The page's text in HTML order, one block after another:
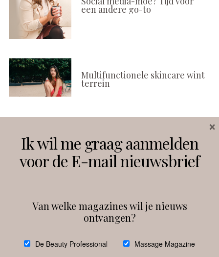
een andere go-to
Multifunctionele skincare wint
terrein
Instagram Facebook
debeautyprofessional
Ik wil me graag aanmelden
voor de E-mail nieuwsbrief
Van welke magazines wil je nieuws
ontvangen?
De Beauty Professional Massage Magazine
×